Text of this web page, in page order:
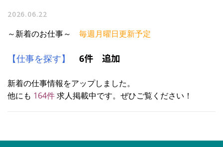
2026.06.22
～新着のお仕事～ 毎週月曜日更新予定
【仕事を探す】 6件 追加
新着の仕事情報をアップしました。
他にも 164件求人掲載中です。ぜひご覧ください！